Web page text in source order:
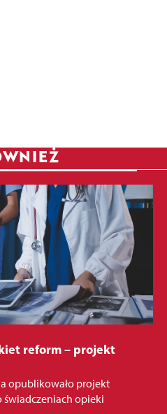
reform – projekt
opublikowało projekt
opieki